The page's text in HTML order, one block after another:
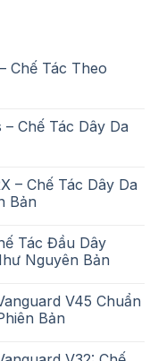
Chế Tác Theo
Chế Tác Dây Da
– Chế Tác Dây Da
Bản
Tác Đầu Dây
Nguyên Bản
V45 Chuẩn
Bản